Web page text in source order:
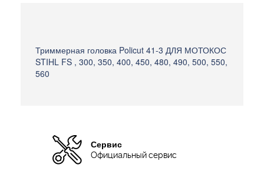
Триммерная головка Policut 41-3 ДЛЯ МОТОКОС
STIHL FS , 300, 350, 400, 450, 480, 490, 500, 550,
560
Сервис
Официальный сервис